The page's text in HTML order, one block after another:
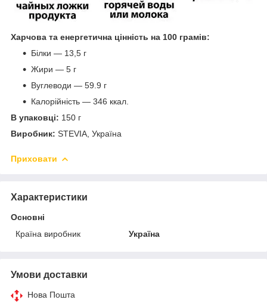
Харчова та енергетична цінність на 100 грамів:
Білки — 13,5 г
Жири — 5 г
Вуглеводи — 59.9 г
Калорійність — 346 ккал.
В упаковці: 150 г
Виробник: STEVIA, Україна
Приховати
Характеристики
Основні
Країна виробник
Україна
Умови доставки
Нова Пошта